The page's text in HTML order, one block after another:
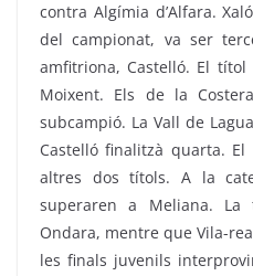
contra Algímia d’Alfara.
del campionat, va ser
amfitriona, Castelló. El
Moixent. Els de la
subcampió. La Vall de
Castelló finalitzà quarta.
altres dos títols. A la
superaren a Meliana. La
Ondara, mentre que Vila-
les finals juvenils